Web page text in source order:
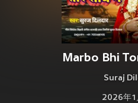
Marbo Bhi
Suraj
2026年1